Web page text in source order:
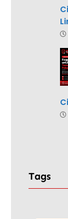
Tags